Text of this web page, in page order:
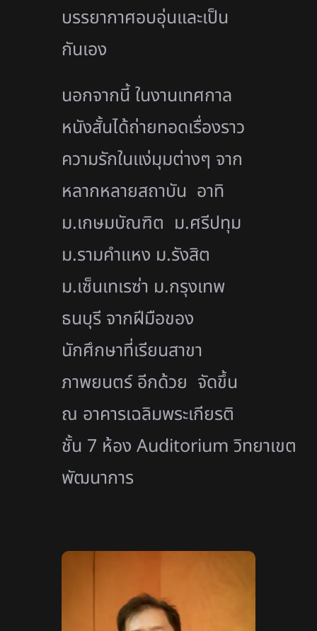
บรรยากาศอบอุ่นและเป็น
กันเอง
นอกจากนี้ ในงานเทศกาล
หนังสั้นได้ถ่ายทอดเรื่องราว
ความรักในแง่มุมต่างๆ จาก
หลากหลายสถาบัน อาทิ
ม.เกษมบัณฑิต ม.ศรีปทุม
ม.รามคำแหง ม.รังสิต
ม.เซ็นเทเรซ่า ม.กรุงเทพ
ธนบุรี จากฝีมือของ
นักศึกษาที่เรียนสาขา
ภาพยนตร์ อีกด้วย จัดขึ้น
ณ อาคารเฉลิมพระเกียรติ
ชั้น 7 ห้อง Auditorium วิทยาเขต
พัฒนาการ